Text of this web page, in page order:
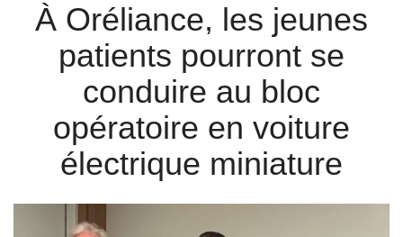
À Oréliance, les jeunes
patients pourront se
conduire au bloc
opératoire en voiture
électrique miniature